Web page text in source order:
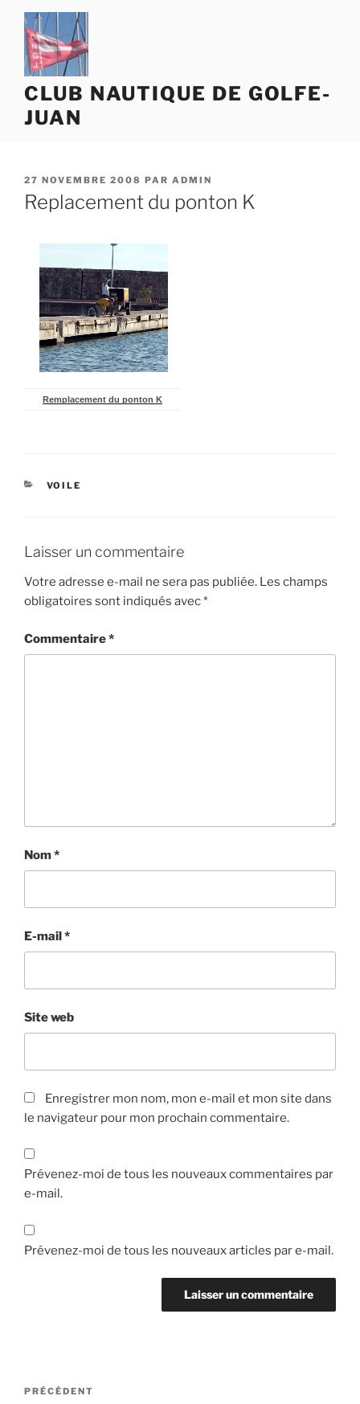
Aller
contenu
principal
CLUB NAUTIQUE DE GOLFE-
JUAN
PUBLIÉ
LE
27 NOVEMBRE 2008 PAR ADMIN
Replacement du ponton K
Remplacement du ponton K
CATÉGORIES
VOILE
Laisser un commentaire
Votre adresse e-mail ne sera pas publiée. Les champs
obligatoires sont indiqués avec*
Commentaire*
Nom*
E-mail*
Site web
Enregistrer mon nom, mon e-mail et mon site dans
le navigateur pour mon prochain commentaire.
Prévenez-moi de tous les nouveaux commentaires par
e-mail.
Prévenez-moi de tous les nouveaux articles par e-mail.
Navigation
Article
PRÉCÉDENT